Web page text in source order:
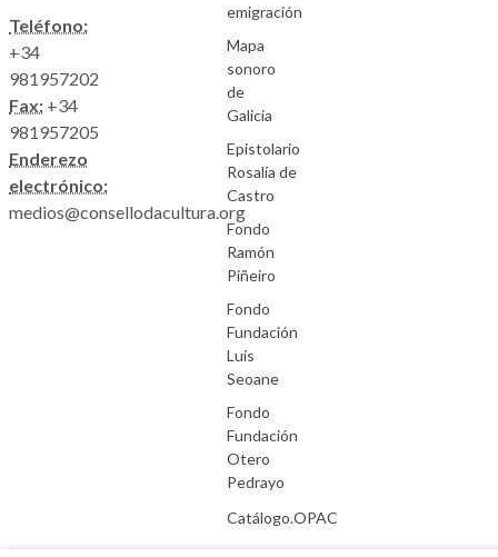
Teléfono:
+34
981957202
Fax: +34
981957205
Enderezo
electrónico:
medios@consellodacultura.org
emigración
Mapa
sonoro
de
Galicia
Epistolario
Rosalía de
Castro
Fondo
Ramón
Piñeiro
Fondo
Fundación
Luís
Seoane
Fondo
Fundación
Otero
Pedrayo
Catálogo.OPAC